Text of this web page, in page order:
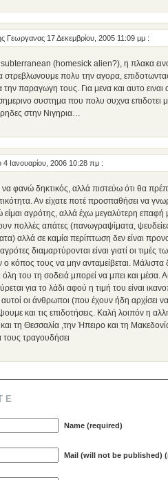
Γεωργανας 17 Δεκεμβρίου, 2005 11:09 μμ :
(homesick alien?), η πλακα
στρεβλωνουμε πολυ την αγορα,
παραγωγη τους. Για μενα και αυτο ειναι
συστημα που πολυ συχνα επιδοτει
στην Νιγηρια…
4 Ιανουαρίου, 2006 10:28 πμ :
φανώ δηκτικός, αλλά πιστεύω ότι θα
Αν είχατε ποτέ προσπαθήσει να
είμαι αγρότης, αλλά έχω μεγαλύτερη επαφή
πολλές απάτες (πανωγραψίματα,
αλλά σε καμία περίπτωση δεν είναι
διαμαρτύρονται είναι γιατί οι τιμές
ο κόπος τους να μην ανταμείβεται. Μάλιστα
όλη του τη σοδειά μπορεί να μπει και μέσα.
για το λάδι αφού η τιμή του είναι
οι άνθρωποι (που έχουν ήδη αρχίσει
και τις επιδοτήσεις. Καλή λοιπόν η
τη Θεσσαλία ,την Ήπειρο και τη
τους τραγουδήσει
Name (required)
Mail (will not be published)